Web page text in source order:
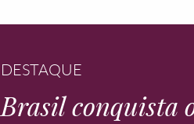
DESTAQUE
Brasil conquista